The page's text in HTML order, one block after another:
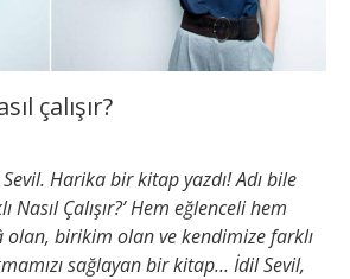
çalışır?
Harika bir kitap yazdı! Adı bile
Nasıl Çalışır?’ Hem eğlenceli hem
olan, birikim olan ve kendimize farklı
sağlayan bir kitap… İdil Sevil,